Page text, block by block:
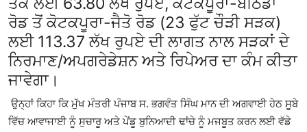
ਰੋਡ ਤੋਂ ਕੋਟਕਪੂਰਾ-ਜੈਤੋ ਰੋਡ (23ਫੁੱਟ ਚੌੜੀ ਸੜਕ)
ਲਈ 113.37ਲੱਖ ਰੁਪਏਦੀ ਲਾਗਤ ਨਾਲਸੜਕਾਂ ਦੇ
ਨਿਰਮਾਣ/ਅਪਗਰੇਡੇਸ਼ਨ ਅਤੇ ਰਿਪੇਅਰ ਦਾ ਕੰਮ ਕੀਤਾ
ਜਾਵੇਗਾ ।
ਉਨ੍ਹਾਂ ਕਿਹਾ ਕਿ ਮੁੱਖ ਮੰਤਰੀ ਪੰਜਾਬ ਸ. ਭਗਵੰਤ ਸਿੰਘ ਮਾਨ ਦੀ ਅਗਵਾਈ ਹੇਠ ਸੂਬੇ
ਵਿੱਚ ਆਵਾਜਾਈ ਨੂੰ ਸੁਚਾਰੂ ਅਤੇ ਪੇਂਡੂ ਬੁਨਿਆਦੀ ਢਾਂਚੇ ਨੂੰ ਮਜਬੂਤ ਕਰਨ ਲਈ ਵੱਡੇ